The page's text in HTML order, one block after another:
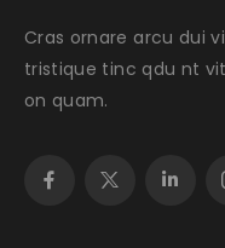
Cras ornare arcu dui
tristique tinc qdu nt
on quam.